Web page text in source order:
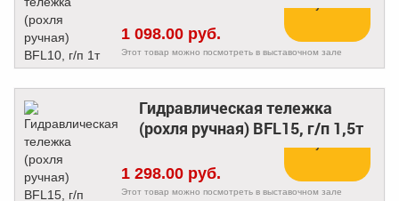
1 098.00 руб.
Этот товар можно посмотреть в выставочном зале
Гидравлическая тележка
(рохля ручная) BFL15, г/п 1,5т
1 298.00 руб.
Этот товар можно посмотреть в выставочном зале